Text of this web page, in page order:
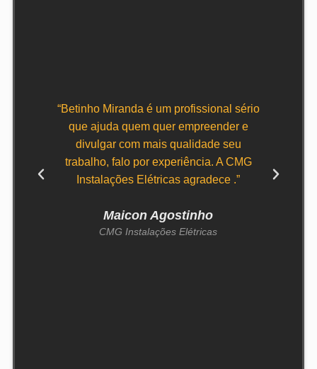
“Betinho Miranda é um profissional sério
que ajuda quem quer empreender e
divulgar com mais qualidade seu
trabalho, falo por experiência. A CMG
Instalações Elétricas agradece .”
Maicon Agostinho
CMG Instalações Elétricas